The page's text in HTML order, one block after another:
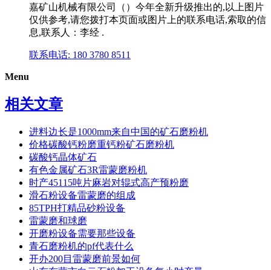
嘉矿山机械有限公司（）今年全新升级推出的,以上图片
仅供参考,请您拨打本页面或图片上的联系电话,索取的信
息,联系人：李经 .
联系电话: 180 3780 8511
Menu
相关文章
进料边长是1000mm来自中国的矿石磨粉机
价格碳酸钙粉磨重钙粉矿石磨粉机
碳酸钙晶体矿石
有色金属矿石3R雷蒙磨粉机
时产45115吨片麻岩对辊式高产预粉磨
滑石粉设备雷蒙磨的组成
85TPH打精品砂粉设备
雷蒙磨和球磨
开磨粉设备需要那些设备
青石磨粉机的pf代表什么
开办200目雷蒙磨前景如何